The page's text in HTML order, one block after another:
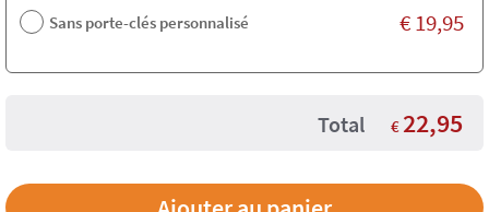
Sans porte-clés personnalisé €19,95
Total € 22,95